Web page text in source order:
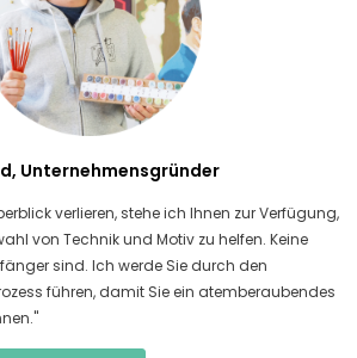
Unternehmensgründer
verlieren, stehe ich Ihnen zur Verfügung,
von Technik und Motiv zu helfen. Keine
sind. Ich werde Sie durch den
führen, damit Sie ein atemberaubendes